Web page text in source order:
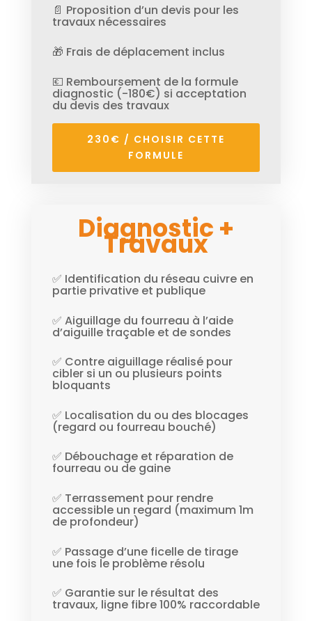
📄 Proposition d’un devis pour les
travaux nécessaires
🎁 Frais de déplacement inclus
💶 Remboursement de la formule
diagnostic (-180€) si acceptation
du devis des travaux
230€ / CHOISIR CETTE
FORMULE
Diagnostic +
Travaux
✅ Identification du réseau cuivre en
partie privative et publique
✅ Aiguillage du fourreau à l’aide
d’aiguille traçable et de sondes
✅ Contre aiguillage réalisé pour
cibler si un ou plusieurs points
bloquants
✅ Localisation du ou des blocages
(regard ou fourreau bouché)
✅ Débouchage et réparation de
fourreau ou de gaine
✅ Terrassement pour rendre
accessible un regard (maximum 1m
de profondeur)
✅ Passage d’une ficelle de tirage
une fois le problème résolu
✅ Garantie sur le résultat des
travaux, ligne fibre 100% raccordable